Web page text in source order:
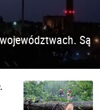
Są